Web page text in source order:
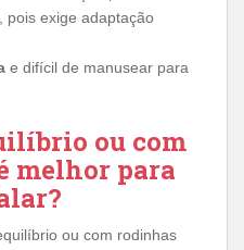
pois exige adaptação
e difícil de manusear para
ou com
melhor para
ou com rodinhas